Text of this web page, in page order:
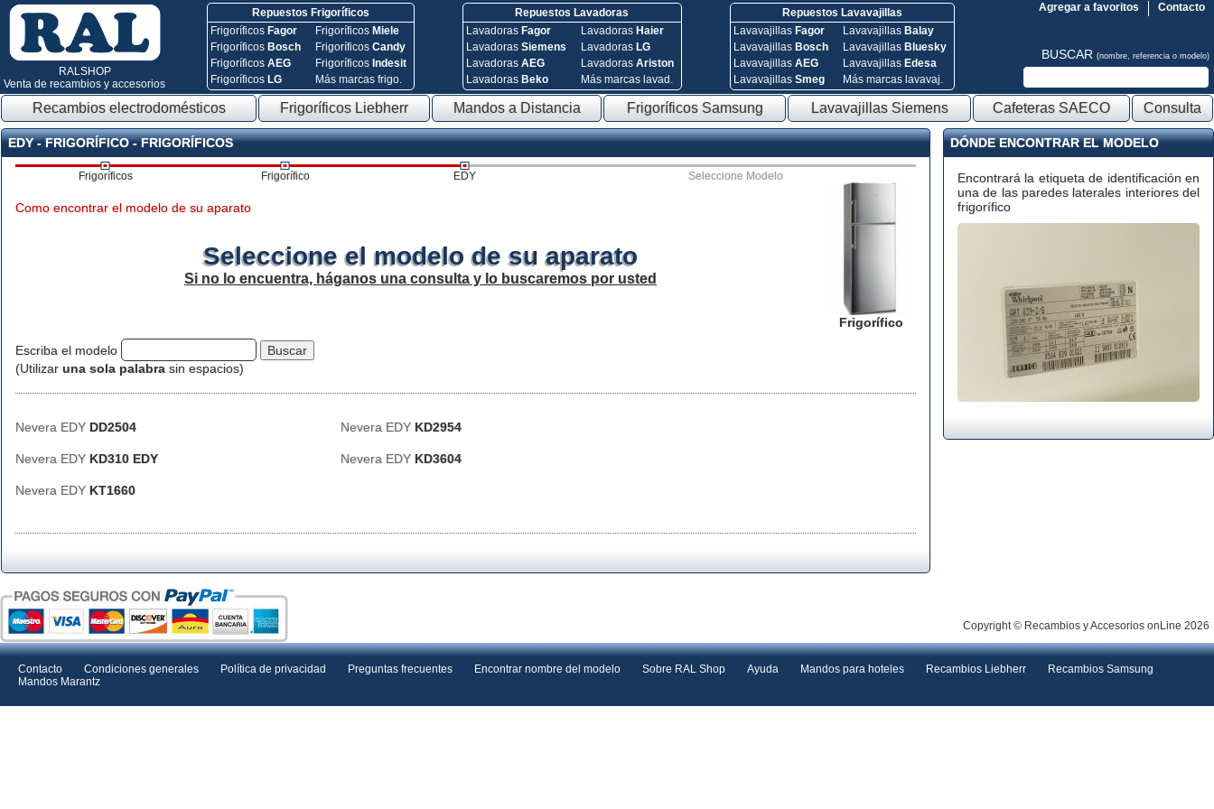
RALSHOP
Venta de recambios y accesorios
Repuestos Frigoríficos
Frigoríficos Fagor
Frigoríficos Bosch
FrigoríficosAEG
Frigoríficos LG
Frigoríficos Miele
FrigoríficosCandy
Frigoríficos Indesit
Más marcas frigo.
Repuestos Lavadoras
Lavadoras Fagor
Lavadoras Siemens
Lavadoras AEG
Lavadoras Beko
Lavadoras Haier
Lavadoras LG
Lavadoras Ariston
Más marcas lavad.
Repuestos Lavavajillas
Lavavajillas Fagor
Lavavajillas Bosch
Lavavajillas AEG
Lavavajillas Smeg
Lavavajillas Balay
Lavavajillas Bluesky
Lavavajillas Edesa
Más marcas lavavaj.
Contacto
Agregar a favoritos
BUSCAR (nombre, referencia o modelo)
Recambios electrodomésticos Frigoríficos Liebherr Mandos a Distancia Frigoríficos Samsung Lavavajillas Siemens Cafeteras SAECO Consulta
EDY - FRIGORÍFICO - FRIGORÍFICOS
Frigoríficos Frigorífico EDY Seleccione Modelo
Frigorífico
Como encontrar el modelo de su aparato
Seleccione el modelo de su aparato
Si no lo encuentra, háganos una consulta y lo buscaremos por usted
Escriba el modelo
(Utilizar una sola palabra sin espacios)
Nevera EDY DD2504 Nevera EDY KD2954
Nevera EDY KD310 EDY Nevera EDY KD3604
Nevera EDY KT1660
DÓNDE ENCONTRAR EL MODELO
Encontrará la etiqueta de identificación en
una de las paredes laterales interiores del
frigorífico
Copyright © Recambios y Accesorios onLine 2026
Contacto Condiciones generales Política de privacidad Preguntas frecuentes Encontrar nombre del modelo Sobre RAL Shop Ayuda Mandos para hoteles Recambios Liebherr
Recambios Samsung
Mandos Marantz